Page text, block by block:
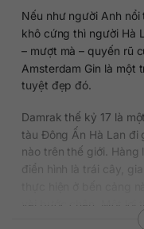
Nếu như người Anh
khô cứng thì người Hà
– mượt mà – quyến rũ
Amsterdam Gin là một
tuyệt đẹp đó.
Damrak thế kỷ 17 là
tàu Đông Ấn Hà Lan
nào trên thế giới.
điển hình là trái cây,
vài bước chân. Một lợi
bất tận để những bậc